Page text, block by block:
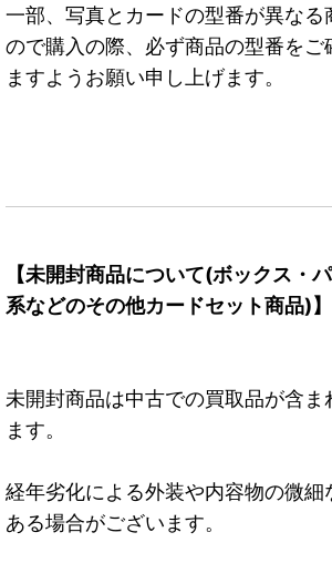
一部、写真とカードの型番が異なる
ので購入の際、必ず商品の型番をご
ますようお願い申し上げます。
【未開封商品について(ボックス・
系などのその他カードセット商品)】
未開封商品は中古での買取品が含ま
ます。
経年劣化による外装や内容物の微細
ある場合がございます。